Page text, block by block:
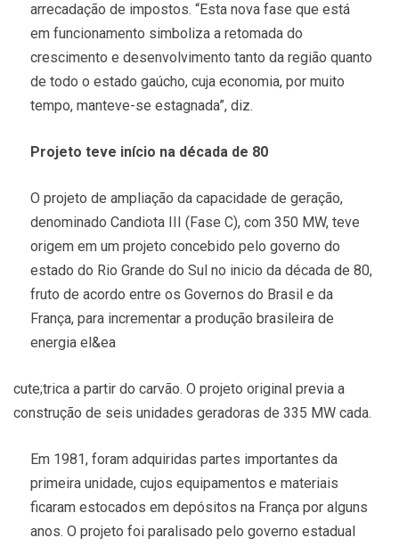
arrecadação de impostos. “Esta nova fase que está
em funcionamento simboliza a retomada do
crescimento e desenvolvimento tanto da região quanto
de todo o estado gaúcho, cuja economia, por muito
tempo, manteve-se estagnada”, diz.
Projeto teve início na década de 80
O projeto de ampliação da capacidade de geração,
denominado Candiota III (Fase C), com 350 MW, teve
origem em um projeto concebido pelo governo do
estado do Rio Grande do Sul no inicio da década de 80,
fruto de acordo entre os Governos do Brasil e da
França, para incrementar a produção brasileira de
energia el&ea
cute;trica a partir do carvão. O projeto original previa a
construção de seis unidades geradoras de 335 MW cada.
Em 1981, foram adquiridas partes importantes da
primeira unidade, cujos equipamentos e materiais
ficaram estocados em depósitos na França por alguns
anos. O projeto foi paralisado pelo governo estadual